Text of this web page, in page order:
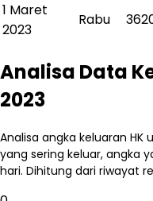
1 Maret
2023
Rabu
Analisa Data
2023
Analisa angka keluaran HK
yang sering keluar, angka
hari. Dihitung dari riwayat